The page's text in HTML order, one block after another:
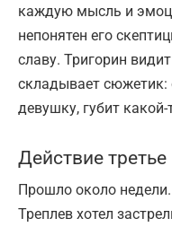
каждую мысль и
непонятен его
славу. Тригорин
складывает сюжетик:
девушку, губит какой-
Действие третье
Прошло около
Треплев хотел